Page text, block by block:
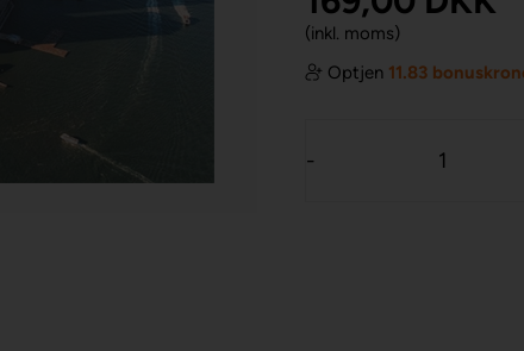
(inkl. moms)
Optjen 11.83
-